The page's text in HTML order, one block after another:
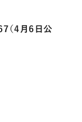
（4月6日公